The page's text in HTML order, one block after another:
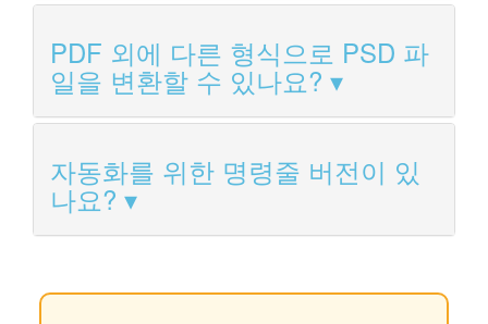
PDF 외에 다른 형식으로 PSD 파
일을 변환할 수 있나요?
자동화를 위한 명령줄 버전이 있
나요?